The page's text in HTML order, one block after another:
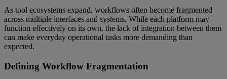
As tool ecosystems expand, workflows often become fragmented
across multiple interfaces and systems. While each platform may
function effectively on its own, the lack of integration between them
can make everyday operational tasks more demanding than
expected.
Defining Workflow Fragmentation